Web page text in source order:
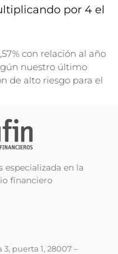
por 4 el
con relación al año
nuestro último
de alto riesgo para el
en la
financiero
puerta 1, 28007 –